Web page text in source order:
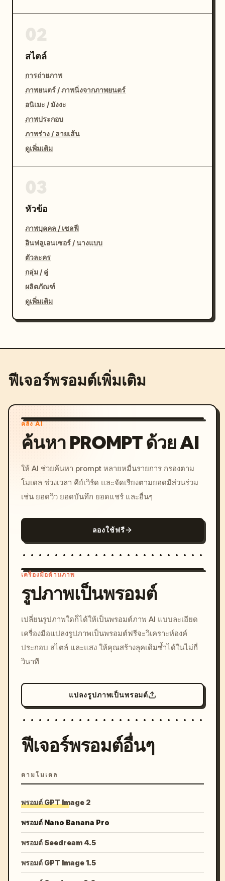
สไตล์
การถ่ายภาพ
ภาพยนตร์ / ภาพนิ่งจากภาพยนตร์
อนิเมะ / มังงะ
ภาพประกอบ
ภาพร่าง / ลายเส้น
ดูเพิ่มเติม
หัวข้อ
ภาพบุคคล / เซลฟี่
อินฟลูเอนเซอร์ / นางแบบ
ตัวละคร
กลุ่ม / คู่
ผลิตภัณฑ์
ดูเพิ่มเติม
ฟีเจอร์พรอมต์เพิ่มเติม
คลัง AI
ค้นหา PROMPT ด้วย AI
ให้ AI ช่วยค้นหา prompt หลายหมื่นรายการ กรองตาม
โมเดล ช่วงเวลา คีย์เวิร์ด และจัดเรียงตามยอดมีส่วนร่วม
เช่น ยอดวิว ยอดบันทึก ยอดแชร์ และอื่นๆ
ลองใช้ฟรี
c, cyberpunk sunset, neon
colors, 8k --v 6.0
เครื่องมือด้านภาพ
รูปภาพเป็นพรอมต์
เปลี่ยนรูปภาพใดก็ได้ให้เป็นพรอมต์ภาพ AI แบบละเอียด
เครื่องมือแปลงรูปภาพเป็นพรอมต์ฟรีจะวิเคราะห์องค์
ประกอบ สไตล์ และแสง ให้คุณสร้างลุคเดิมซ้ำได้ในไม่กี่
วินาที
แปลงรูปภาพเป็นพรอมต์
ฟีเจอร์พรอมต์อื่นๆ
ตามโมเดล
พรอมต์ GPT Image 2
พรอมต์ Nano Banana Pro
พรอมต์ Seedream 4.5
พรอมต์ GPT Image 1.5